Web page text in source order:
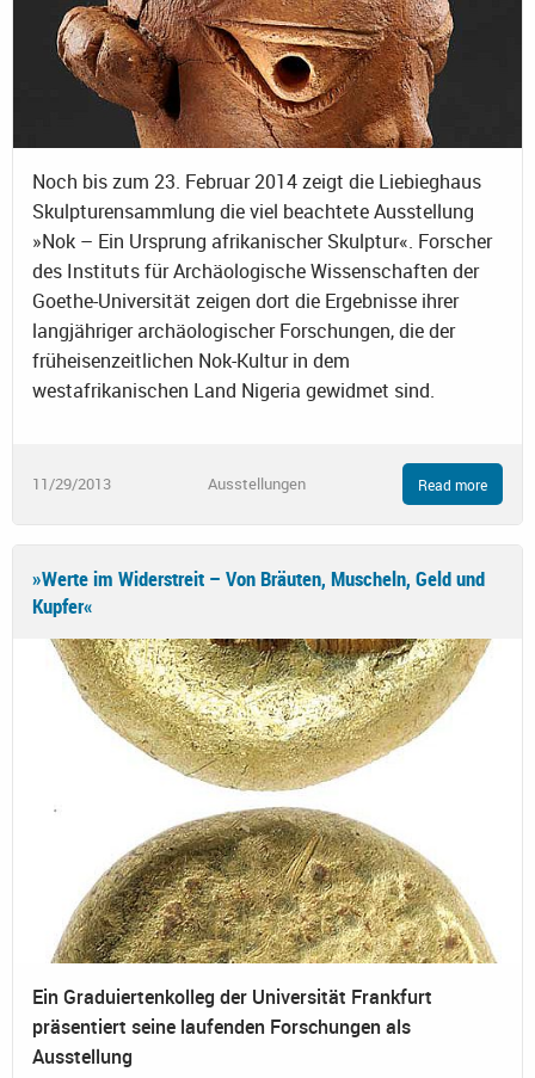
Noch bis zum 23. Februar 2014 zeigt die Liebieghaus
Skulpturensammlung die viel beachtete Ausstellung
»Nok – Ein Ursprung afrikanischer Skulptur«. Forscher
des Instituts für Archäologische Wissenschaften der
Goethe-Universität zeigen dort die Ergebnisse ihrer
langjähriger archäologischer Forschungen, die der
früheisenzeitlichen Nok-Kultur in dem
westafrikanischen Land Nigeria gewidmet sind.
11/29/2013 Ausstellungen Read more
»Werte im Widerstreit – Von Bräuten, Muscheln, Geld und
Kupfer«
Ein Graduiertenkolleg der Universität Frankfurt
präsentiert seine laufenden Forschungen als
Ausstellung